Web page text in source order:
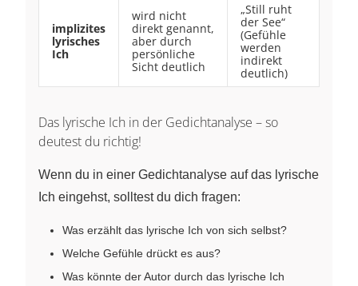
implizites
lyrisches
Ich
wird nicht
direkt genannt,
aber durch
persönliche
Sicht deutlich
„Still ruht
der See“
(Gefühle
werden
indirekt
deutlich)
Das lyrische Ich in der Gedichtanalyse – so
deutest du richtig!
Wenn du in einer Gedichtanalyse auf das lyrische
Ich eingehst, solltest du dich fragen:
Was erzählt das lyrische Ich von sich selbst?
Welche Gefühle drückt es aus?
Was könnte der Autor durch das lyrische Ich